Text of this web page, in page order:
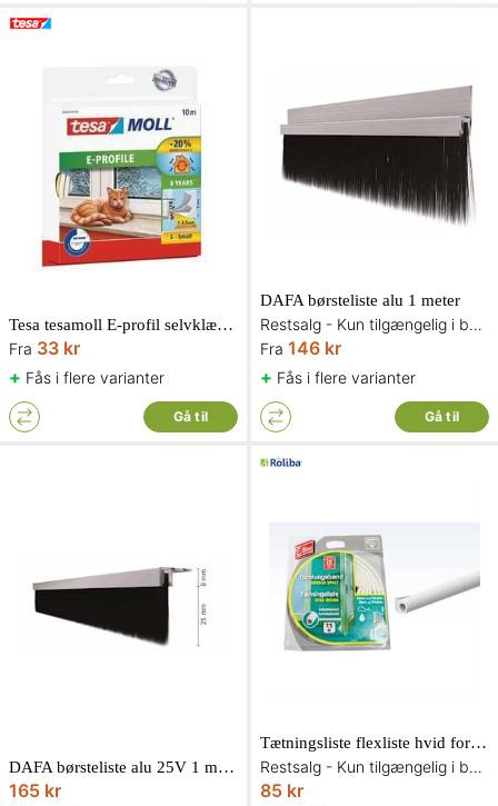
Tesa tesamoll E-profil selvklæbende tætningsliste gummi
Fra 33 kr
+ Fås i flere varianter
Gå til
DAFA børsteliste alu 1 meter
Restsalg - Kun tilgængelig i begrænset antal og så længe lager haves
Fra 146 kr
+ Fås i flere varianter
Gå til
DAFA børsteliste alu 25V 1 meter
165 kr
Tætningsliste flexliste hvid form D selvklæbendedækker 4-6 mm. 7,5 meter lang
Restsalg - Kun tilgængelig i begrænset antal og så længe lager haves
85 kr